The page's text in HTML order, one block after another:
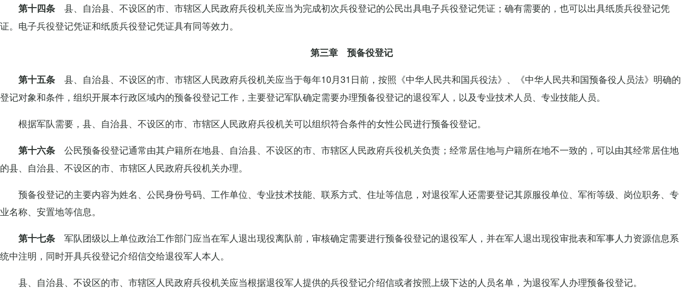
第十四条 县、自治县、不设区的市、市辖区人民政府兵役机关应当为完成初次兵役登记的公民出具电子兵役登记凭证；确有需要的，也可以出具纸质兵役登记凭
证。电子兵役登记凭证和纸质兵役登记凭证具有同等效力。
第三章 预备役登记
第十五条 县、自治县、不设区的市、市辖区人民政府兵役机关应当于每年10月31日前，按照《中华人民共和国兵役法》、《中华人民共和国预备役人员法》明确的
登记对象和条件，组织开展本行政区域内的预备役登记工作，主要登记军队确定需要办理预备役登记的退役军人，以及专业技术人员、专业技能人员。
根据军队需要，县、自治县、不设区的市、市辖区人民政府兵役机关可以组织符合条件的女性公民进行预备役登记。
第十六条 公民预备役登记通常由其户籍所在地县、自治县、不设区的市、市辖区人民政府兵役机关负责；经常居住地与户籍所在地不一致的，可以由其经常居住地
的县、自治县、不设区的市、市辖区人民政府兵役机关办理。
预备役登记的主要内容为姓名、公民身份号码、工作单位、专业技术技能、联系方式、住址等信息，对退役军人还需要登记其原服役单位、军衔等级、岗位职务、专
业名称、安置地等信息。
第十七条 军队团级以上单位政治工作部门应当在军人退出现役离队前，审核确定需要进行预备役登记的退役军人，并在军人退出现役审批表和军事人力资源信息系
统中注明，同时开具兵役登记介绍信交给退役军人本人。
县、自治县、不设区的市、市辖区人民政府兵役机关应当根据退役军人提供的兵役登记介绍信或者按照上级下达的人员名单，为退役军人办理预备役登记。